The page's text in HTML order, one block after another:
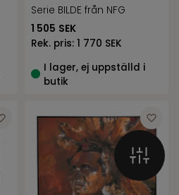
glas
Serie BILDE från NFG
1 505 SEK
Rek. pris: 1 770 SEK
I lager, ej uppställd i
butik